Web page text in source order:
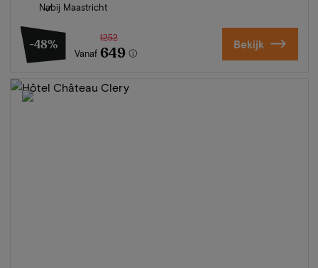
Nabij Maastricht
-48%
Vanaf
1252
649 Bekijk